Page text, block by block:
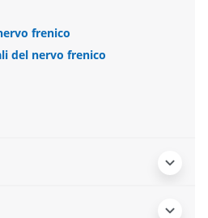
frenico
del nervo frenico